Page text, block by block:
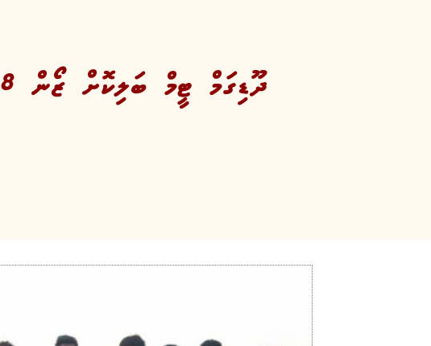
ދޫޑިގަމް ޓީމް ބަލިކޮށް ޒޯން 8 ގެ ޗެމްޕިއަންކަން ފޭދޫ ޓީމުން ހޯދައިފި